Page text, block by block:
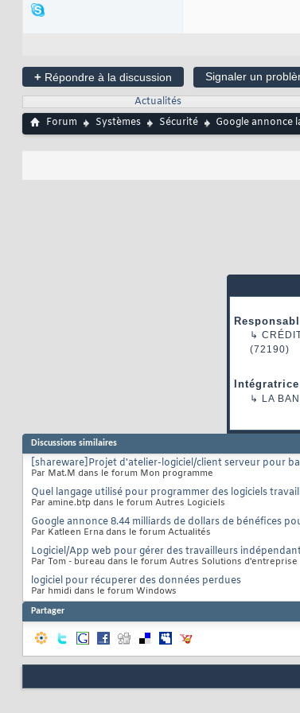
+ Répondre à la discussion
Signaler un
Actualités
Forum
Systèmes Sécurité Google annonce
↳
(72190)
↳ LA
Discussions similaires
[shareware]Projet d'atelier-logiciel/client serveur pour
Par Mat.M dans le forum Mon programme
Quel langage utilisé pour programmer des logiciels
Par amine.btp dans le forum Autres Logiciels
Google annonce 8.44 milliards de dollars de bénéfices
Par Katleen Erna dans le forum Actualités
Logiciel/App web pour gérer des travailleurs
Par Tom - bureau dans le forum Autres Solutions d'entreprise
logiciel pour récuperer des données perdues
Par hmidi dans le forum Windows
Partager